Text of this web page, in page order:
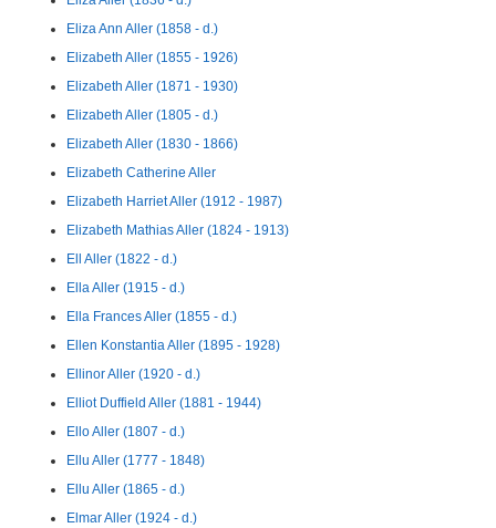
Eliza Ann Aller (1858 - d.)
Elizabeth Aller (1855 - 1926)
Elizabeth Aller (1871 - 1930)
Elizabeth Aller (1805 - d.)
Elizabeth Aller (1830 - 1866)
Elizabeth Catherine Aller
Elizabeth Harriet Aller (1912 - 1987)
Elizabeth Mathias Aller (1824 - 1913)
Ell Aller (1822 - d.)
Ella Aller (1915 - d.)
Ella Frances Aller (1855 - d.)
Ellen Konstantia Aller (1895 - 1928)
Ellinor Aller (1920 - d.)
Elliot Duffield Aller (1881 - 1944)
Ello Aller (1807 - d.)
Ellu Aller (1777 - 1848)
Ellu Aller (1865 - d.)
Elmar Aller (1924 - d.)